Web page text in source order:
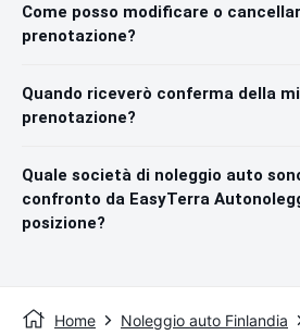
Come posso modificare o
prenotazione?
Quando riceverò conferma della
prenotazione?
Quale società di noleggio auto
confronto da EasyTerra
posizione?
Home Noleggio auto Finlandia